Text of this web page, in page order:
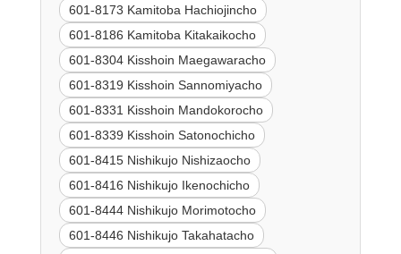
601-8173 Kamitoba Hachiojincho
601-8186 Kamitoba Kitakaikocho
601-8304 Kisshoin Maegawaracho
601-8319 Kisshoin Sannomiyacho
601-8331 Kisshoin Mandokorocho
601-8339 Kisshoin Satonochicho
601-8415 Nishikujo Nishizaocho
601-8416 Nishikujo Ikenochicho
601-8444 Nishikujo Morimotocho
601-8446 Nishikujo Takahatacho